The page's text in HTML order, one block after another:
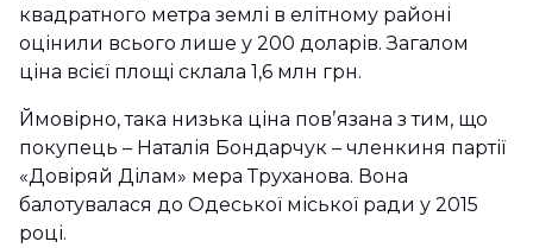
квадратного метра землі в елітному районі
оцінили всього лише у 200 доларів. Загалом
ціна всієї площі склала 1,6 млн грн.
Ймовірно, така низька ціна повʼязана з тим, що
покупець – Наталія Бондарчук – членкиня партії
«Довіряй Ділам» мера Труханова. Вона
балотувалася до Одеської міської ради у 2015
році.